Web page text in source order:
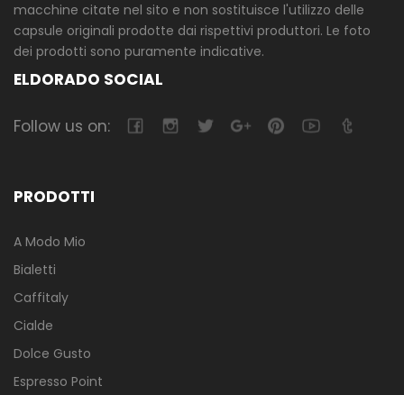
macchine citate nel sito e non sostituisce l'utilizzo delle
capsule originali prodotte dai rispettivi produttori. Le foto
dei prodotti sono puramente indicative.
ELDORADO SOCIAL
Follow us on:
PRODOTTI
A Modo Mio
Bialetti
Caffitaly
Cialde
Dolce Gusto
Espresso Point